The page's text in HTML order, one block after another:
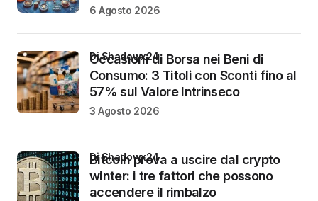
6 Agosto 2026
Occasioni di Borsa nei Beni di
Consumo: 3 Titoli con Sconti fino al
57% sul Valore Intrinseco
di Shadowx24
3 Agosto 2026
Bitcoin prova a uscire dal crypto
winter: i tre fattori che possono
accendere il rimbalzo
di Shadowx24